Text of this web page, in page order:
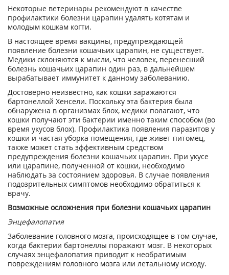
Некоторые ветеринары рекомендуют в качестве
профилактики болезни царапин удалять котятам и
молодым кошкам когти.
В настоящее время вакцины, предупреждающей
появление болезни кошачьих царапин, не существует.
Медики склоняются к мысли, что человек, перенесший
болезнь кошачьих царапин один раз, в дальнейшем
вырабатывает иммунитет к данному заболеванию.
Достоверно неизвестно, как кошки заражаются
бартонеллой Хенсели. Поскольку эта бактерия была
обнаружена в организмах блох, медики полагают, что
кошки получают эти бактерии именно таким способом (во
время укусов блох). Профилактика появления паразитов у
кошки и частая уборка помещения, где живет питомец,
также может стать эффективным средством
предупреждения болезни кошачьих царапин. При укусе
или царапине, полученной от кошки, необходимо
наблюдать за состоянием здоровья. В случае появления
подозрительных симптомов необходимо обратиться к
врачу.
Возможные осложнения при болезни кошачьих царапин
Энцефалопатия
Заболевание головного мозга, происходящее в том случае,
когда бактерии бартонеллы поражают мозг. В некоторых
случаях энцефалопатия приводит к необратимым
повреждениям головного мозга или летальному исходу.